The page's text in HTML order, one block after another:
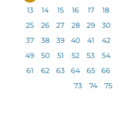
13
14 15 16 17 18
25
26 27 28 29 30
37
38 39 40 41 42
49
50 51 52 53 54
61
62 63 64 65 66
73
74 75